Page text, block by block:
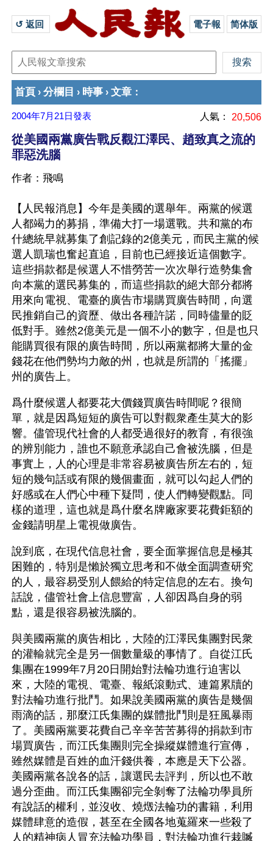
↺ 返回 電子報 简体版
首頁 › 分欄目 › 時事 › 文章 ：
2004年7月21日發表 人氣： 20,506
從美國兩黨廣告戰反觀江澤民、趙致真之流的
罪惡洗腦
作者：飛鳴
【人民報消息】今年是美國的選舉年。兩黨的候選
人都竭力的募捐，準備大打一場選戰。共和黨的布
什總統早就募集了創記錄的2億美元，而民主黨的候
選人凱瑞也奮起直追，目前也已經接近這個數字。
這些捐款都是候選人不惜勞苦一次次舉行造勢集會
向本黨的選民募集的，而這些捐款的絕大部分都將
用來向電視、電臺的廣告市場購買廣告時間，向選
民推銷自己的資歷、做出各種許諾，同時儘量的貶
低對手。雖然2億美元是一個不小的數字，但是也只
能購買很有限的廣告時間，所以兩黨都將大量的金
錢花在他們勢均力敵的州，也就是所謂的「搖擺」
州的廣告上。
爲什麼候選人都要花大價錢買廣告時間呢？很簡
單，就是因爲短短的廣告可以對觀衆產生莫大的影
響。儘管現代社會的人都受過很好的教育，有很強
的辨別能力，誰也不願意承認自己會被洗腦，但是
事實上，人的心理是非常容易被廣告所左右的，短
短的幾句話或有限的幾個畫面，就可以勾起人們的
好感或在人們心中種下疑問，使人們轉變觀點。同
樣的道理，這也就是爲什麼名牌廠家要花費鉅額的
金錢請明星上電視做廣告。
說到底，在現代信息社會，要全面掌握信息是極其
困難的，特別是懶於獨立思考和不做全面調查研究
的人，最容易受別人餵給的特定信息的左右。換句
話說，儘管社會上信息豐富，人卻因爲自身的弱
點，還是很容易被洗腦的。
與美國兩黨的廣告相比，大陸的江澤民集團對民衆
的灌輸就完全是另一個數量級的事情了。自從江氏
集團在1999年7月20日開始對法輪功進行迫害以
來，大陸的電視、電臺、報紙滾動式、連篇累牘的
對法輪功進行批鬥。如果說美國兩黨的廣告是幾個
雨滴的話，那麼江氏集團的媒體批鬥則是狂風暴雨
了。美國兩黨要花費自己辛辛苦苦募得的捐款到市
場買廣告，而江氏集團則完全操縱媒體進行宣傳，
雖然媒體是百姓的血汗錢供養，本應是天下公器。
美國兩黨各說各的話，讓選民去評判，所以也不敢
過分歪曲。而江氏集團卻完全剝奪了法輪功學員所
有說話的權利，並沒收、燒燬法輪功的書籍，利用
媒體肆意的造假，甚至在全國各地蒐羅來一些殺了
人的精神病人冒充法輪功學員，對法輪功進行栽贓